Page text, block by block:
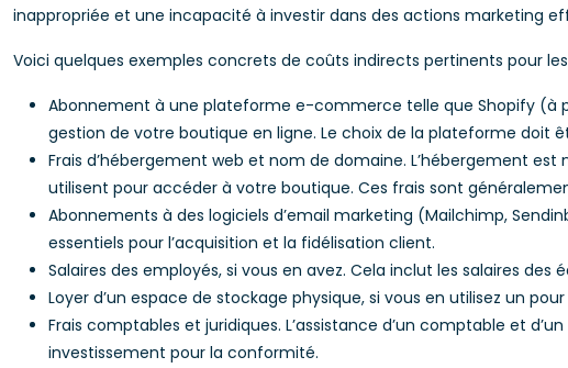
inappropriée et une incapacité à investir dans des actions marketing
Voici quelques exemples concrets de coûts indirects pertinents pour
Abonnement à une plateforme e-commerce telle que Shopify (à
gestion de votre boutique en ligne. Le choix de la plateforme doit
Frais d’hébergement web et nom de domaine. L’hébergement
utilisent pour accéder à votre boutique. Ces frais sont
Abonnements à des logiciels d’email marketing (Mailchimp,
essentiels pour l’acquisition et la fidélisation client.
Salaires des employés, si vous en avez. Cela inclut les salaires
Loyer d’un espace de stockage physique, si vous en utilisez un
Frais comptables et juridiques. L’assistance d’un comptable et
investissement pour la conformité.